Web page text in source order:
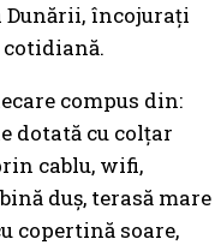
Dunării, încojuraţi
cotidiană.
compus din:
dotată cu colţar
cablu, wifi,
duş, terasă mare
copertină soare,